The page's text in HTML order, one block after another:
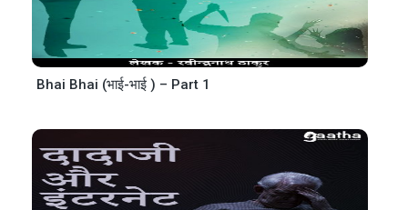
Bhai Bhai (भाई-भाई ) – Part 1